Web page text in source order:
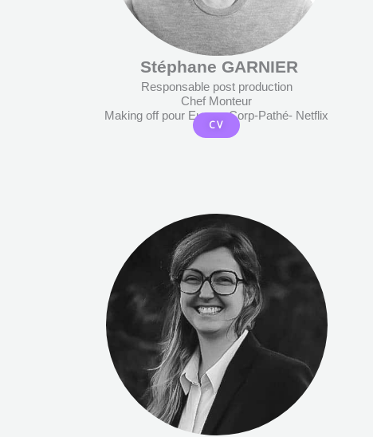
Stéphane GARNIER
Responsable post production
Chef Monteur
Making off pour Europa Corp-Pathé- Netflix
CV